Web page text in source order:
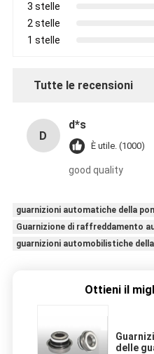
3 stelle
2 stelle
1 stelle
Tutte le recensioni
D
d*s
È utile. (1000)
good quality
guarnizioni automatiche della
Guarnizione di raffreddamento
guarnizioni automobilistiche
Ottieni il
delle